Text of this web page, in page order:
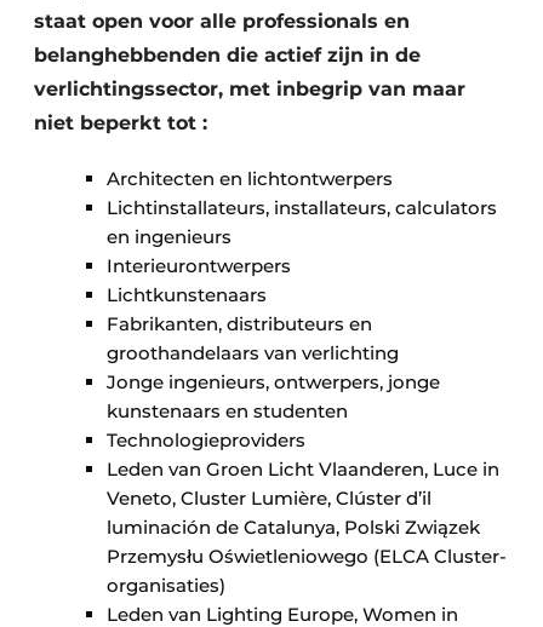
staat open voor alle professionals en
belanghebbenden die actief zijn in de
verlichtingssector, met inbegrip van maar
niet beperkt tot :
Architecten en lichtontwerpers
Lichtinstallateurs, installateurs, calculators
en ingenieurs
Interieurontwerpers
Lichtkunstenaars
Fabrikanten, distributeurs en
groothandelaars van verlichting
Jonge ingenieurs, ontwerpers, jonge
kunstenaars en studenten
Technologieproviders
Leden van Groen Licht Vlaanderen, Luce in
Veneto, Cluster Lumière, Clúster d’il
luminación de Catalunya, Polski Związek
Przemysłu Oświetleniowego (ELCA Cluster-
organisaties)
Leden van Lighting Europe, Women in